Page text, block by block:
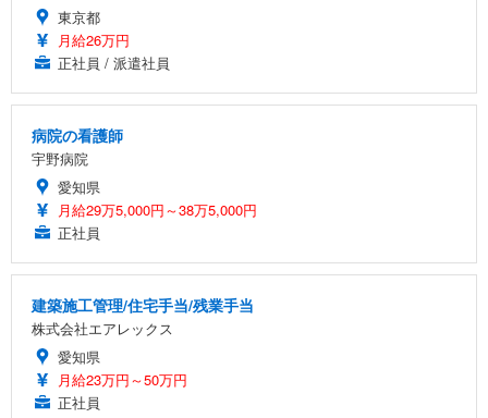
東京都
月給26万円
正社員 / 派遣社員
病院の看護師
宇野病院
愛知県
月給29万5,000円～38万5,000円
正社員
建築施工管理/住宅手当/残業手当
株式会社エアレックス
愛知県
月給23万円～50万円
正社員